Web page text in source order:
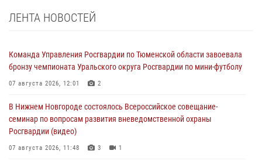
ЛЕНТА НОВОСТЕЙ
Команда Управления Росгвардии по Тюменской области завоевала
бронзу чемпионата Уральского округа Росгвардии по мини-футболу
07 августа 2026, 12:01 2
В Нижнем Новгороде состоялось Всероссийское совещание-
семинар по вопросам развития вневедомственной охраны
Росгвардии (видео)
07 августа 2026, 11:48 3 1